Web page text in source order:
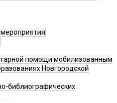
помощи мобилизованным
Новгородской
библиографических